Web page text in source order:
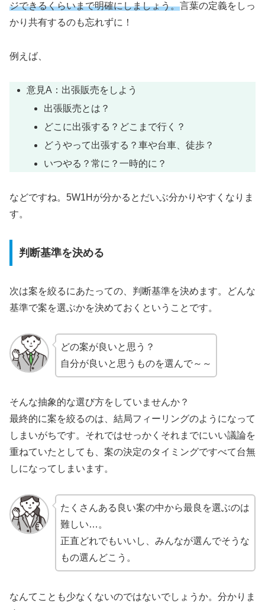
ジできるくらいまで明確にしましょう。言葉の定義をしっ
かり共有するのも忘れずに！
例えば、
意見A：出張販売をしよう
出張販売とは？
どこに出張する？どこまで行く？
どうやって出張する？車や台車、徒歩？
いつやる？常に？一時的に？
などですね。5W1Hが分かるとだいぶ分かりやすくなりま
す。
判断基準を決める
次は案を絞るにあたっての、判断基準を決めます。どんな
基準で案を選ぶかを決めておくということです。
どの案が良いと思う？
自分が良いと思うものを選んで～～
そんな抽象的な選び方をしていませんか？
最終的に案を絞るのは、結局フィーリングのようになって
しまいがちです。それではせっかくそれまでにいい議論を
重ねていたとしても、案の決定のタイミングですべて台無
しになってしまいます。
たくさんある良い案の中から最良を選ぶのは
難しい…。
正直どれでもいいし、みんなが選んでそうな
もの選んどこう。
なんてことも少なくないのではないでしょうか。分かりま